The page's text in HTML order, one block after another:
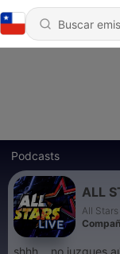
Podcasts
ALL
All
shhh... no juzgues